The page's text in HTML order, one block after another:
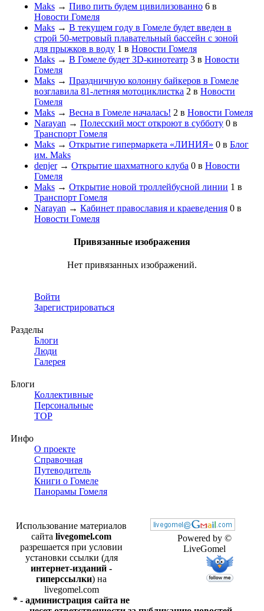
Maks → Пиво пить будем цивилизованно 6 в
Новости Гомеля
Maks → В текущем году в Гомеле будет введен в
строй 50-метровый плавательный бассейн с зоной
для прыжков в воду 1 в Новости Гомеля
Maks → В Гомеле будет 3D-кинотеатр 3 в Новости
Гомеля
Maks → Праздничную колонну байкеров в Гомеле
возглавила 81-летняя мотоциклистка 2 в Новости
Гомеля
Maks → Весна в Гомеле началась! 2 в Новости Гомеля
Narayan → Полесский мост откроют в субботу 0 в
Транспорт Гомеля
Maks → Открытие гипермаркета «ЛИНИЯ» 0 в Блог
им. Maks
denjer→ Открытие шахматного клуба 0 в Новости
Гомеля
Maks → Открытие новой троллейбусной линии 1 в
Транспорт Гомеля
Narayan → Кабинет православия и краеведения 0 в
Новости Гомеля
Привязанные изображения
Нет привязанных изображений.
Войти
Зарегистрироваться
Разделы
Блоги
Люди
Галерея
Блоги
Коллективные
Персональные
TOP
Инфо
О проекте
Справочная
Путеводитель
Книги о Гомеле
Панорамы Гомеля
Powered by ©
LiveGomel
Использование материалов
сайта livegomel.com
разрешается при условии
установки ссылки (для
интернет-изданий -
гиперссылки) на
livegomel.com
* - администрация сайта не